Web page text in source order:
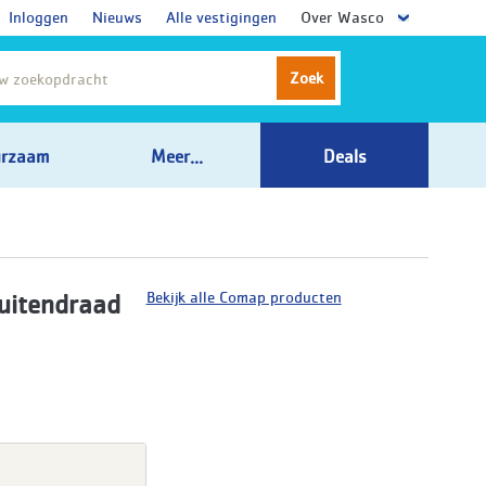
Inloggen Nieuws Alle vestigingen Over Wasco
Zoek
Meer... Deals
Bekijk alle Comap producten